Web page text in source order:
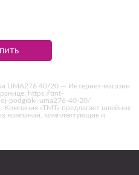
UMA276 40/20 — Интернет-магазин
https://tmt-
podgibki-uma276-40-20/
Компания «ТМТ» предлагает швейное
компаний, комплектующие и